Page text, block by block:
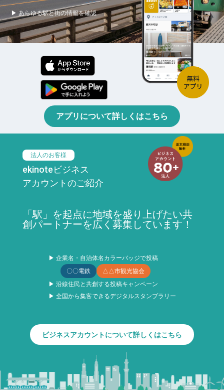
▶ あらゆる駅と街の情報を確認
アプリについて詳しくはこちら
法人のお客様
ekinoteビジネス
アカウントのご紹介
「駅」を起点に地域を盛り上げたい共
創パートナーを広く募集しています！
▶ 企業名・自治体名カラーバッジで投稿
〇〇電鉄
△△市観光協会
▶ 沿線住民と共創する投稿キャンペーン
▶ 全国から集客できるデジタルスタンプラリー
ビジネスアカウントについて詳しくはこちら